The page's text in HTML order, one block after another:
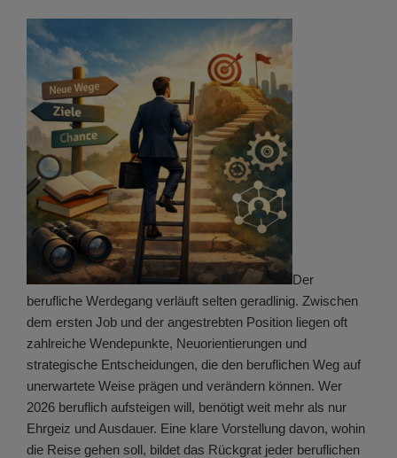
Der
berufliche Werdegang verläuft selten geradlinig. Zwischen
dem ersten Job und der angestrebten Position liegen oft
zahlreiche Wendepunkte, Neuorientierungen und
strategische Entscheidungen, die den beruflichen Weg auf
unerwartete Weise prägen und verändern können. Wer
2026 beruflich aufsteigen will, benötigt weit mehr als nur
Ehrgeiz und Ausdauer. Eine klare Vorstellung davon, wohin
die Reise gehen soll, bildet das Rückgrat jeder beruflichen